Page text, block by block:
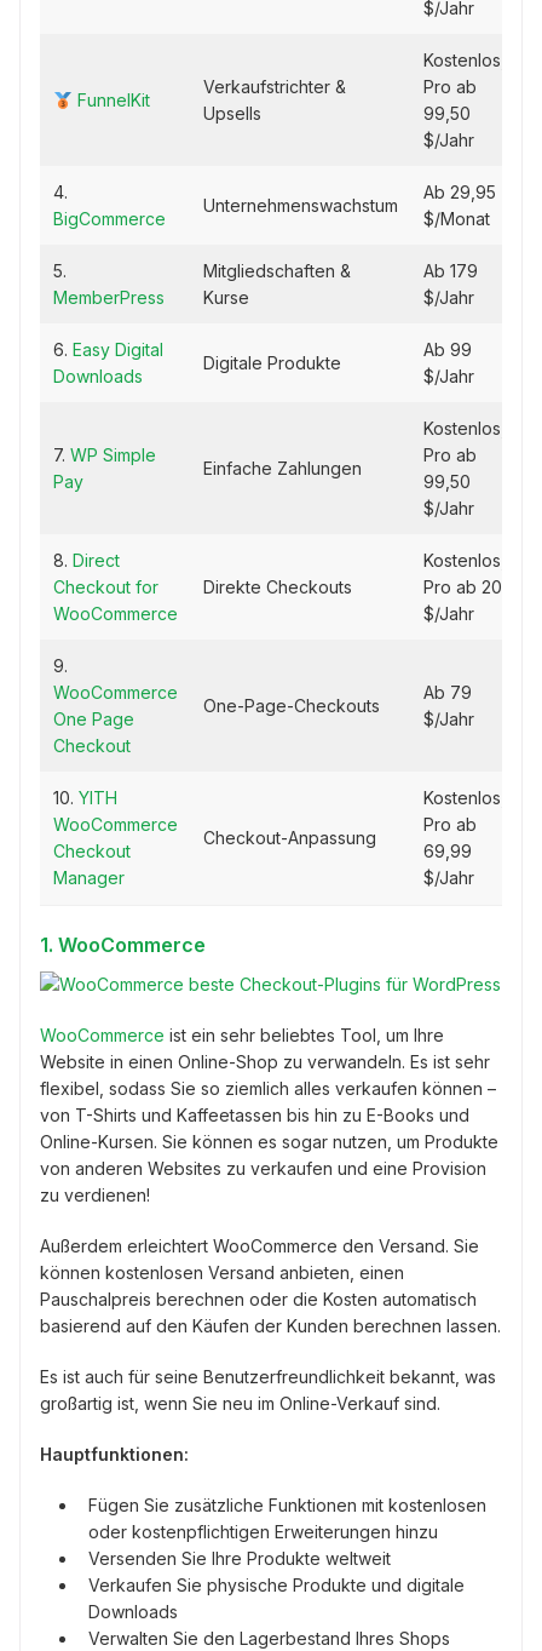
$/Jahr
FunnelKit
Verkaufstrichter &
Upsells
Kostenlos,
Pro ab
99,50
$/Jahr
4.
BigCommerce
Unternehmenswachstum
Ab 29,95
$/Monat
5.
MemberPress
Mitgliedschaften &
Kurse
Ab 179
$/Jahr
6. Easy Digital
Downloads
Digitale Produkte
Ab 99
$/Jahr
7. WP Simple
Pay
Einfache Zahlungen
Kostenlos,
Pro ab
99,50
$/Jahr
8. Direct
Checkout for
WooCommerce
Direkte Checkouts
Kostenlos,
Pro ab 20
$/Jahr
9.
WooCommerce
One Page
Checkout
One-Page-Checkouts
Ab 79
$/Jahr
10. YITH
WooCommerce
Checkout
Manager
Checkout-Anpassung
Kostenlos,
Pro ab
69,99
$/Jahr
1. WooCommerce
WooCommerce ist ein sehr beliebtes Tool, um Ihre
Website in einen Online-Shop zu verwandeln. Es ist sehr
flexibel, sodass Sie so ziemlich alles verkaufen können –
von T-Shirts und Kaffeetassen bis hin zu E-Books und
Online-Kursen. Sie können es sogar nutzen, um Produkte
von anderen Websites zu verkaufen und eine Provision
zu verdienen!
Außerdem erleichtert WooCommerce den Versand. Sie
können kostenlosen Versand anbieten, einen
Pauschalpreis berechnen oder die Kosten automatisch
basierend auf den Käufen der Kunden berechnen lassen.
Es ist auch für seine Benutzerfreundlichkeit bekannt, was
großartig ist, wenn Sie neu im Online-Verkauf sind.
Hauptfunktionen:
Fügen Sie zusätzliche Funktionen mit kostenlosen
oder kostenpflichtigen Erweiterungen hinzu
Versenden Sie Ihre Produkte weltweit
Verkaufen Sie physische Produkte und digitale
Downloads
Verwalten Sie den Lagerbestand Ihres Shops